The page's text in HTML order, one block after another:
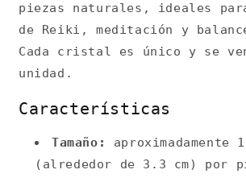
piezas naturales, ideales
de Reiki, meditación y
Cada cristal es único y se
unidad.
Características
Tamaño:
aproximadamente
(alrededor de 3.3 cm) por